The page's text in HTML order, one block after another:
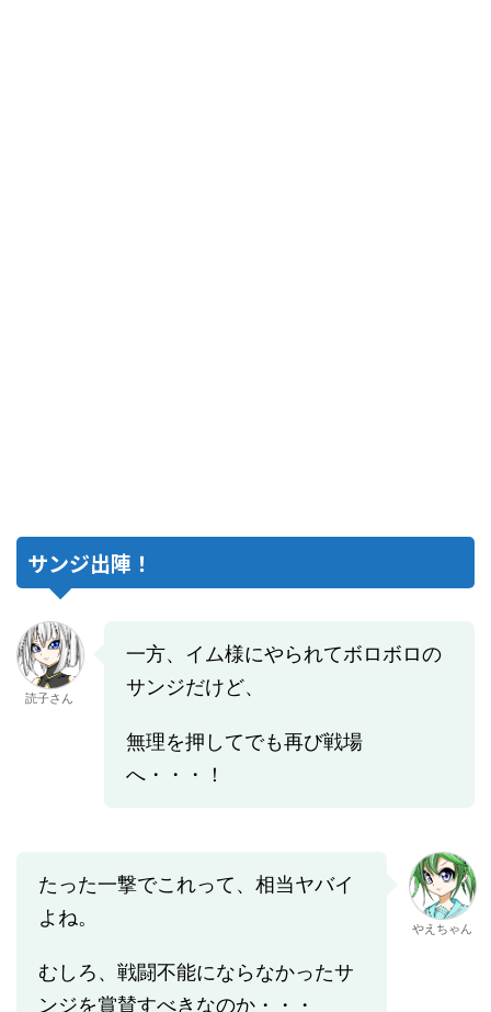
サンジ出陣！
読子さん
一方、イム様にやられてボロボロの
サンジだけど、
無理を押してでも再び戦場
へ・・・！
たった一撃でこれって、相当ヤバイ
よね。
むしろ、戦闘不能にならなかったサ
ンジを賞賛すべきなのか・・・
やえちゃん